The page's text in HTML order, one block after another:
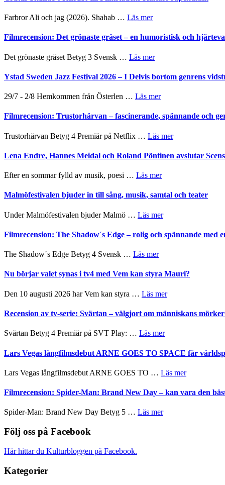
19
titlar
årets
Farbror Ali och jag (2026). Shahab … Läs merom
Shahab
Filmstadens
stipendium
Filmrecension: Det grönaste gräset – en humoristisk och
Det grönaste gräset Betyg 3 Svensk … Läs merom
Det
grönaste
–
humoristisk
hjärtevarm
kompott
Ystad Sweden Jazz Festival 2026 – I Delvis bortom genrens
29/7 - 2/8 Hemkommen från Österlen … Läs merom
Sweden
Jazz
2026
I
bortom
vidsträckta
Filmrecension: Trustorhärvan – fascinerande, spännande och
Trustorhärvan Betyg 4 Premiär på Netflix … Läs merom
Trustorhärvan
ger
på
Lena Endre, Hannes Meidal och Roland Pöntinen avslutar
Efter en sommar fylld av musik, poesi … Läs merom
Endre,
och
Pöntinen
Artipelag
Malmöfestivalen bjuder in till sång, musik, samtal och teater
Under Malmöfestivalen bjuder Malmö … Läs merom
bjuder
in
samtal
teater
Filmrecension: The Shadow´s Edge – rolig och spännande med
The Shadow´s Edge Betyg 4 Svensk … Läs merom
The
Edge
rolig
spännande
en
Chan
storform
Nu börjar valet synas i tv4 med Vem kan styra Mauri?
Den 10 augusti 2026 har Vem kan styra … Läs merom
börjar
med
kan
Mauri?
Recension av tv-serie: Svärtan – välgjort om människans
Svärtan Betyg 4 Premiär på SVT Play: … Läs merom
av
tv-
serie:
Svärtan
välgjort
Lars Vegas långfilmsdebut ARNE GOES TO SPACE får
Lars Vegas långfilmsdebut ARNE GOES TO … Läs merom
Vegas
Filmrecension: Spider-Man: Brand New Day – kan vara den
Spider-Man: Brand New Day Betyg 5 … Läs merom
Följ oss på Facebook
Här hittar du Kulturbloggen på Facebook.
Kategorier